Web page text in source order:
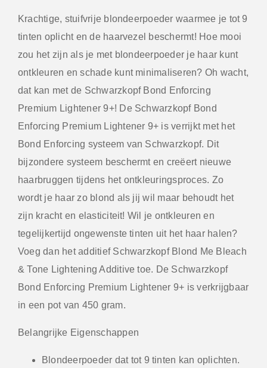
Krachtige, stuifvrije blondeerpoeder waarmee je tot 9
tinten oplicht en de haarvezel beschermt! Hoe mooi
zou het zijn als je met blondeerpoeder je haar kunt
ontkleuren en schade kunt minimaliseren? Oh wacht,
dat kan met de Schwarzkopf Bond Enforcing
Premium Lightener 9+! De Schwarzkopf Bond
Enforcing Premium Lightener 9+ is verrijkt met het
Bond Enforcing systeem van Schwarzkopf. Dit
bijzondere systeem beschermt en creëert nieuwe
haarbruggen tijdens het ontkleuringsproces. Zo
wordt je haar zo blond als jij wil maar behoudt het
zijn kracht en elasticiteit! Wil je ontkleuren en
tegelijkertijd ongewenste tinten uit het haar halen?
Voeg dan het additief Schwarzkopf Blond Me Bleach
& Tone Lightening Additive toe. De Schwarzkopf
Bond Enforcing Premium Lightener 9+ is verkrijgbaar
in een pot van 450 gram.
Belangrijke Eigenschappen
Blondeerpoeder dat tot 9 tinten kan oplichten.